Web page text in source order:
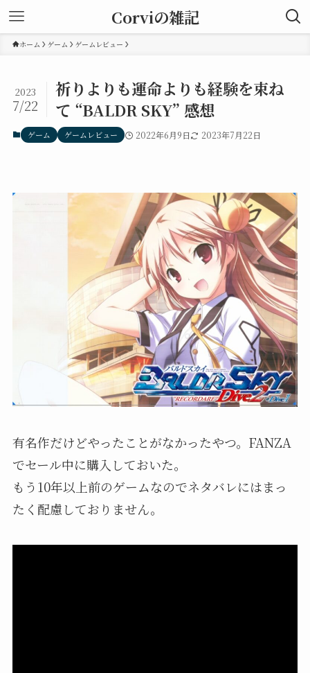
Corviの雑記
ホーム ゲーム ゲームレビュー
祈りよりも運命よりも経験を束ね
て “BALDR SKY” 感想
2023
7/22
ゲーム ゲームレビュー 2022年6月9日 2023年7月22日
有名作だけどやったことがなかったやつ。FANZA
でセール中に購入しておいた。
もう10年以上前のゲームなのでネタバレにはまっ
たく配慮しておりません。